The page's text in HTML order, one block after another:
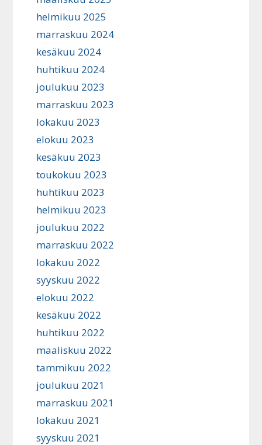
helmikuu 2025
marraskuu 2024
kesäkuu 2024
huhtikuu 2024
joulukuu 2023
marraskuu 2023
lokakuu 2023
elokuu 2023
kesäkuu 2023
toukokuu 2023
huhtikuu 2023
helmikuu 2023
joulukuu 2022
marraskuu 2022
lokakuu 2022
syyskuu 2022
elokuu 2022
kesäkuu 2022
huhtikuu 2022
maaliskuu 2022
tammikuu 2022
joulukuu 2021
marraskuu 2021
lokakuu 2021
syyskuu 2021